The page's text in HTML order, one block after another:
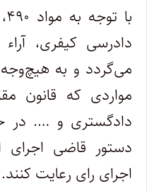
دادرسی کیفری،
می‌گردد و به
مواردی که قانون
دادگستری و …. در
دستور قاضی اجرای
اجرای رای رعایت کنند.